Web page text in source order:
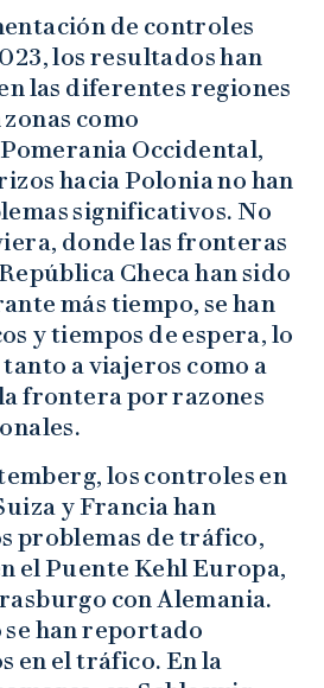
de controles
los resultados han
las diferentes regiones
como
Occidental,
hacia Polonia no han
significativos. No
donde las fronteras
Checa han sido
más tiempo, se han
y tiempos de espera, lo
a viajeros como a
frontera por razones
los controles en
y Francia han
problemas de tráfico,
el Puente Kehl Europa,
con Alemania.
se han reportado
en el tráfico. En la